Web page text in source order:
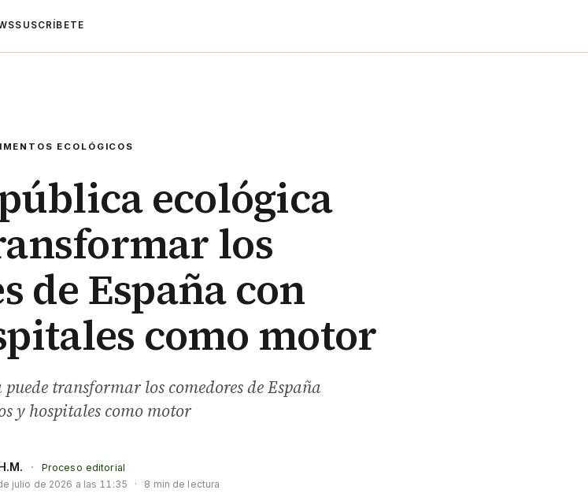
SUSCRÍBETE
ECOLÓGICOS
ecológica
los
de España con
como motor
transformar los comedores de España
y hospitales como motor
·
Proceso editorial
julio de 2026 a las 11:35 · 8 min de lectura